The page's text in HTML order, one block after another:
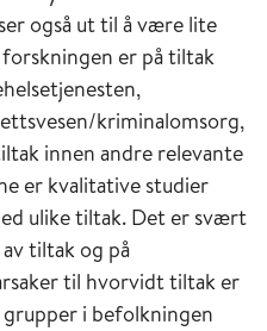
også ut til å være lite
er på tiltak
kriminalomsorg,
innen andre relevante
er kvalitative studier
ulike tiltak. Det er svært
tiltak og på
til hvorvidt tiltak er
i befolkningen